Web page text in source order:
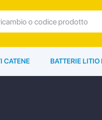
CATENE BATTERIE